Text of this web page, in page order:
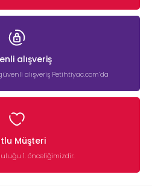
alışveriş
alışveriş Petihtiyac.com’da
Müşteri
1. önceliğimizdir.